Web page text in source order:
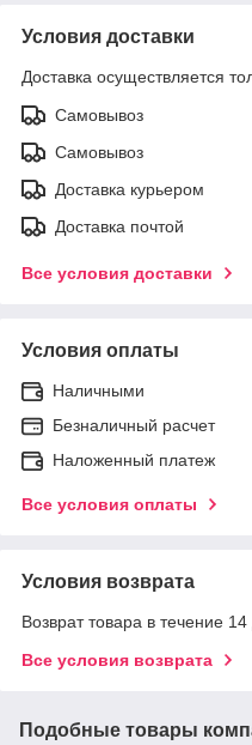
Условия доставки
Доставка осуществляется
Самовывоз
Самовывоз
Доставка курьером
Доставка почтой
Все условия доставки
Условия оплаты
Наличными
Безналичный расчет
Наложенный платеж
Все условия оплаты
Условия возврата
Возврат товара в течение
Все условия возврата
Подобные товары